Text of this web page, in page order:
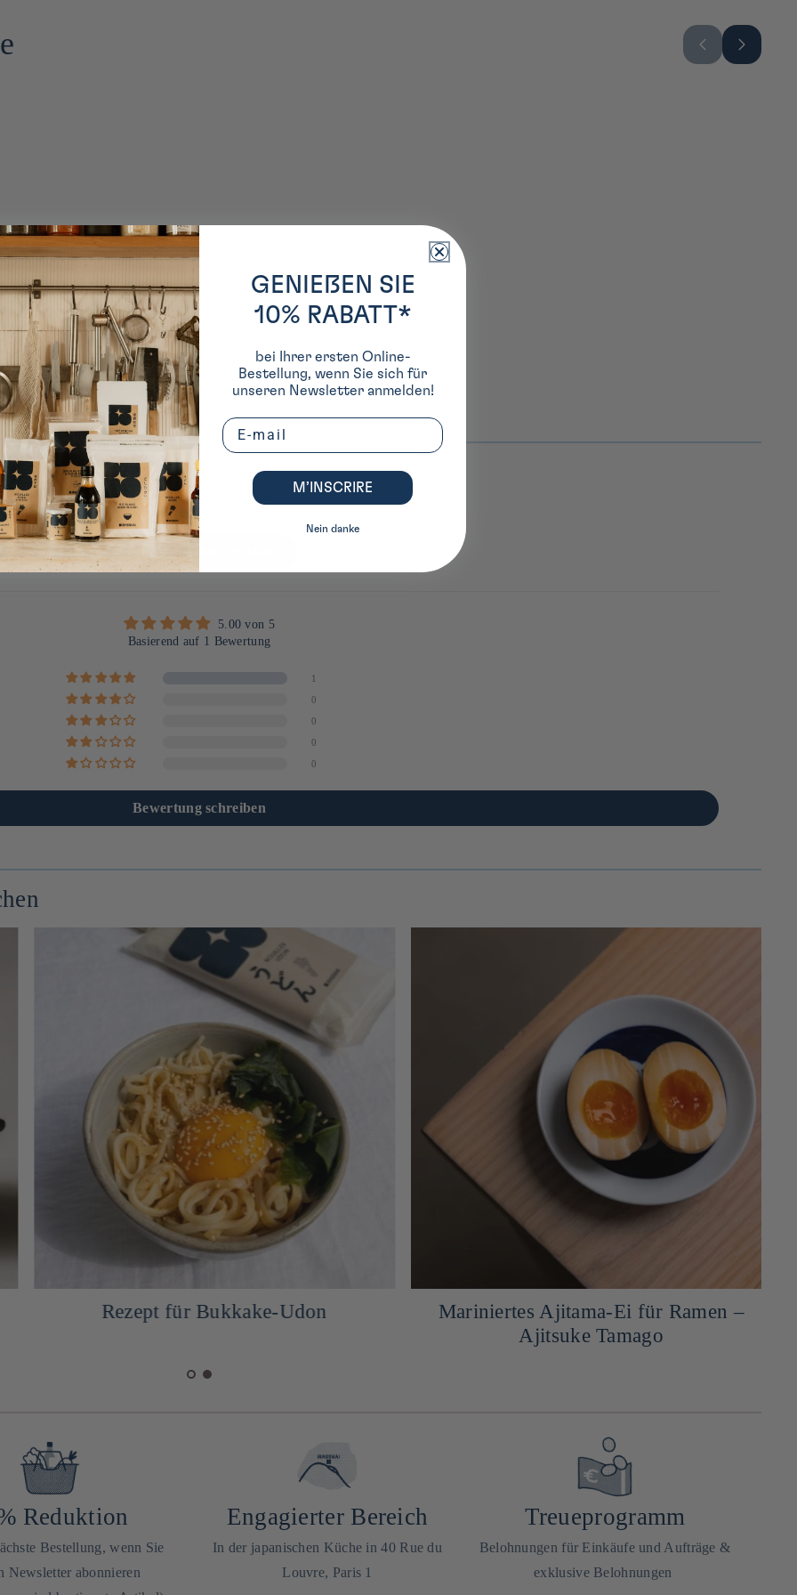
Kundenbewertungen
5.00 von 5
Basierend auf 1 Bewertung
1
0
0
0
0
Bewertung schreiben
Rezept für Bukkake-Udon
Mariniertes Ajitama-Ei für Ramen –
Ajitsuke Tamago
Reduktion
Bestellung, wenn Sie
Newsletter abonnieren
Engagierter Bereich
In der japanischen Küche in 40 Rue du
Louvre, Paris 1
Treueprogramm
Belohnungen für Einkäufe und Aufträge &
exklusive Belohnungen
GENIEßEN SIE
10% RABATT*
bei Ihrer ersten Online-
Bestellung, wenn Sie sich für
unseren Newsletter anmelden!
Email
M’INSCRIRE
Nein danke